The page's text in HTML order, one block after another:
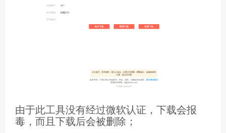
由于此工具没有经过微软认证，下载会报
毒，而且下载后会被删除；